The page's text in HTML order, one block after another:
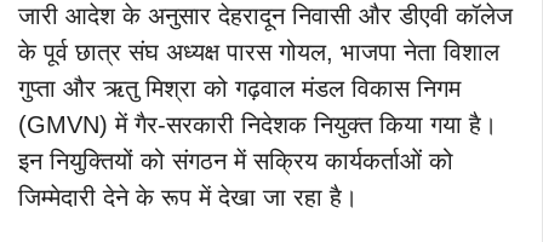
जारी आदेश के अनुसार देहरादून निवासी और डीएवी कॉलेज
के पूर्व छात्र संघ अध्यक्ष पारस गोयल, भाजपा नेता विशाल
गुप्ता और ऋतु मिश्रा को गढ़वाल मंडल विकास निगम
(GMVN) में गैर-सरकारी निदेशक नियुक्त किया गया है।
इन नियुक्तियों को संगठन में सक्रिय कार्यकर्ताओं को
जिम्मेदारी देने के रूप में देखा जा रहा है।